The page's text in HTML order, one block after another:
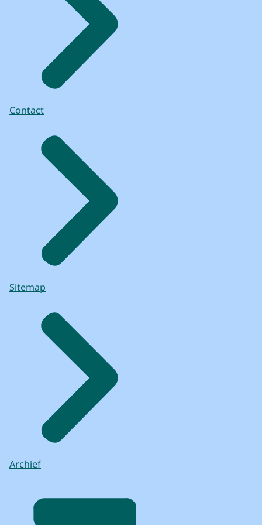
6,2 MB
Download
om m'n eigen geschiedenis bloot te leggen,
te documenteren en te mogen vertellen.
VOICE-OVER: Op 10 juli 2023 startte het
archeologische onderzoek
naar de bodem onder het gesloopte deel
van de Hofkapel aan het Binnenhof uit
Het doel van dit onderzoek is om meer
inzicht te krijgen
in de geschiedenis van de voormalige
Hofkapel,
die in 1289 werd gesticht door graaf Floris
de Vijfde.
Ook wilden de archeologen meer te weten
komen over de begravingscultuur.
Immers, archeologische vondsten leren de
inwoners van Nederland veel meer
en geven meer inzicht in de
Dit onderzoek sluit daarom goed aan bij de
ambitie van het kabinet
om meer aandacht te besteden aan
historische plaatsen.
In opdracht van het Rijksvastgoedbedrijf
werkten de afdelingen Archeologie en
Monumentenzorg
van de gemeente Den Haag nauw samen
met de Rijksdienst voor het Cultureel
Dit onderzoek maakt geen onderdeel uit
Wél biedt de renovatie de kans
Contact
Sitemap
Archief